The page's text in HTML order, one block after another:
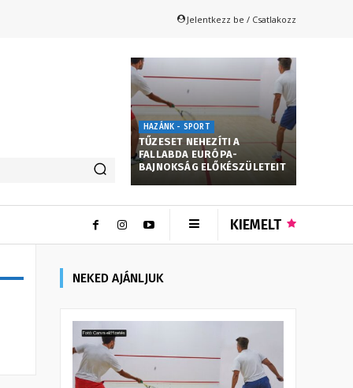
Jelentkezz be / Csatlakozz
HAZÁNK - SPORT
TŰZESET NEHEZÍTI A
FALLABDA EURÓPA-
BAJNOKSÁG ELŐKÉSZÜLETEIT
KIEMELT
NEKED AJÁNLJUK